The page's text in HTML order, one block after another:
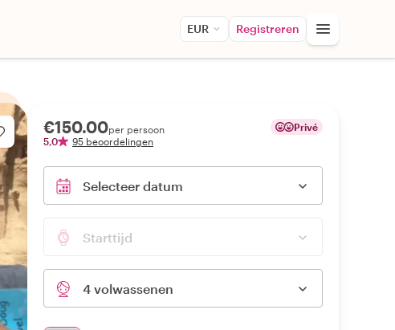
EUR Registreren
€150.00per persoon
5,0
95 beoordelingen
Privé
Selecteer datum
Starttijd
4 volwassenen